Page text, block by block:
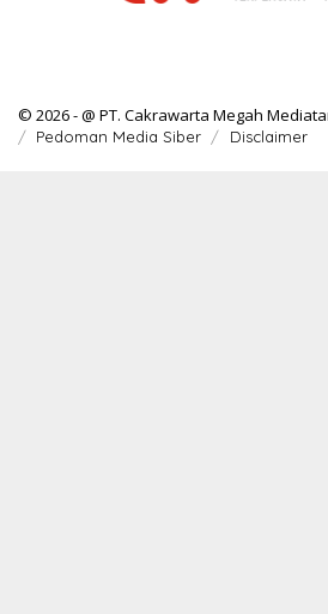
© 2026 - @ PT. Cakrawarta Megah
Pedoman Media Siber Disclaimer